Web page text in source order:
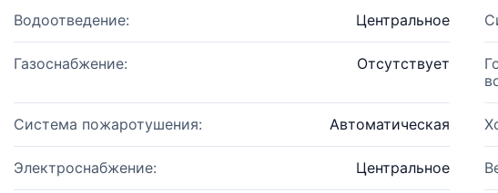
Водоотведение: Центральное
Газоснабжение: Отсутствует
Система пожаротушения: Автоматическая
Электроснабжение: Центральное